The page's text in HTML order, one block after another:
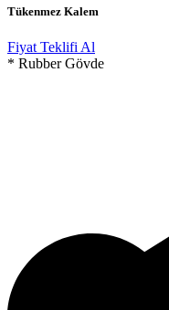
Tükenmez Kalem
Fiyat Teklifi Al
* Rubber Gövde